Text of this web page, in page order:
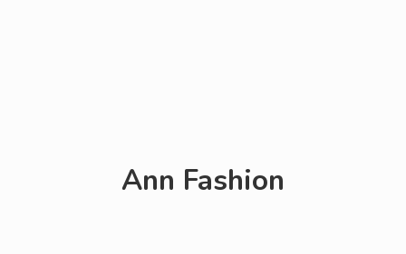
Ann Fashion